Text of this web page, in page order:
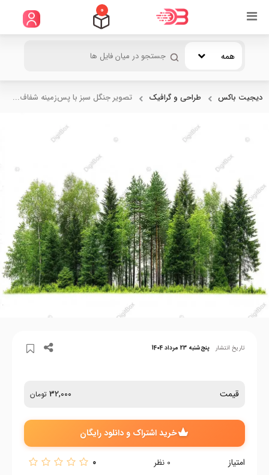
0
همه
دیجیت باکس طراحی و گرافیک تصویر جنگل سبز با پس‌زمینه شفاف...
تاریخ انتشار پنج‌شنبه 23 مرداد 1404
قیمت 32,000 تومان
خرید اشتراک و دانلود رایگان
امتیاز 0 نظر 0